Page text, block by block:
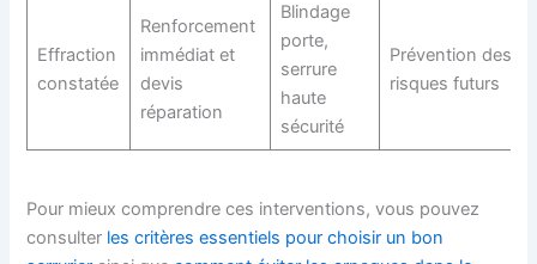
Effraction
constatée
Renforcement
immédiat et
devis
réparation
Blindage
porte,
serrure
haute
sécurité
Prévention des
risques futurs
Pour mieux comprendre ces interventions, vous pouvez
consulter les critères essentiels pour choisir un bon